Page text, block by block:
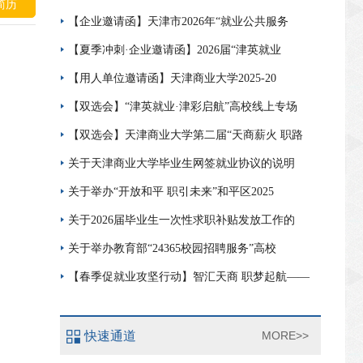
历
【企业邀请函】天津市2026年“就业公共服务
【夏季冲刺·企业邀请函】2026届“津英就业
【用人单位邀请函】天津商业大学2025-20
【双选会】“津英就业·津彩启航”高校线上专场
【双选会】天津商业大学第二届“天商薪火 职路
关于天津商业大学毕业生网签就业协议的说明
关于举办“开放和平 职引未来”和平区2025
关于2026届毕业生一次性求职补贴发放工作的
关于举办教育部“24365校园招聘服务”高校
【春季促就业攻坚行动】智汇天商 职梦起航——
快速通道 MORE>>